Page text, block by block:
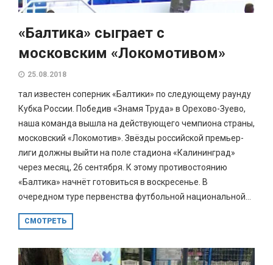
«Балтика» сыграет с
московским «Локомотивом»
25.08.2018
тал известен соперник «Балтики» по следующему раунду
Кубка России. Победив «Знамя Труда» в Орехово-Зуево,
наша команда вышла на действующего чемпиона страны,
московский «Локомотив». Звёзды российской премьер-
лиги должны выйти на поле стадиона «Калининград»
через месяц, 26 сентября. К этому противостоянию
«Балтика» начнёт готовиться в воскресенье. В
очередном туре первенства футбольной национальной...
СМОТРЕТЬ